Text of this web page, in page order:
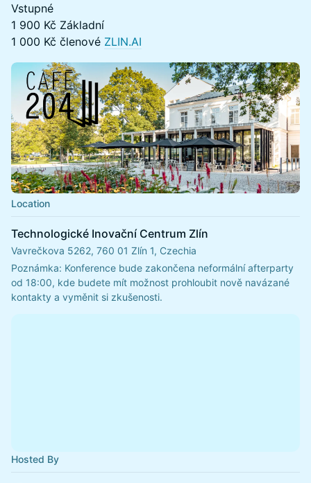
Vstupné
1 900 Kč Základní
1 000 Kč členové ZLIN.AI
Location
Technologické Inovační Centrum Zlín
Vavrečkova 5262, 760 01 Zlín 1, Czechia
Poznámka: Konference bude zakončena neformální afterparty
od 18:00, kde budete mít možnost prohloubit nově navázané
kontakty a vyměnit si zkušenosti.
Hosted By